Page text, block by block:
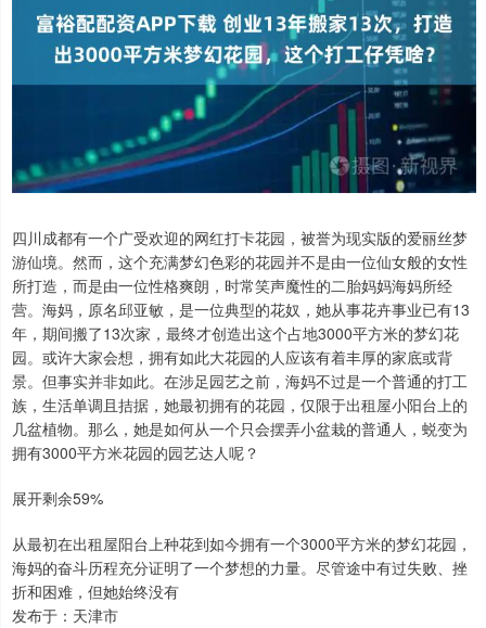
四川成都有一个广受欢迎的网红打卡花园，被誉为现实版的爱丽丝梦
游仙境。然而，这个充满梦幻色彩的花园并不是由一位仙女般的女性
所打造，而是由一位性格爽朗，时常笑声魔性的二胎妈妈海妈所经
营。海妈，原名邱亚敏，是一位典型的花奴，她从事花卉事业已有13
年，期间搬了13次家，最终才创造出这个占地3000平方米的梦幻花
园。或许大家会想，拥有如此大花园的人应该有着丰厚的家底或背
景。但事实并非如此。在涉足园艺之前，海妈不过是一个普通的打工
族，生活单调且拮据，她最初拥有的花园，仅限于出租屋小阳台上的
几盆植物。那么，她是如何从一个只会摆弄小盆栽的普通人，蜕变为
拥有3000平方米花园的园艺达人呢？
展开剩余59%
从最初在出租屋阳台上种花到如今拥有一个3000平方米的梦幻花园，
海妈的奋斗历程充分证明了一个梦想的力量。尽管途中有过失败、挫
折和困难，但她始终没有
发布于：天津市